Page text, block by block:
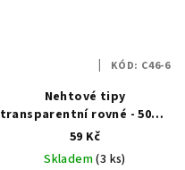
Nehtové tipy
transparentní rovné - 50ks,
vel.6
59 Kč
Skladem(3 ks)
KÓD: C46-6